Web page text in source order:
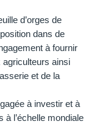
d’orges de
dans de
à fournir
agriculteurs ainsi
et de la
à investir et à
l’échelle mondiale